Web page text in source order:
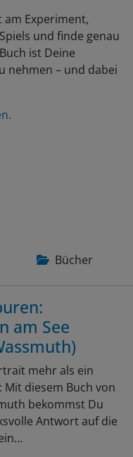
am Experiment,
und finde genau
ist Deine
nehmen – und dabei
Bücher
am See
mehr als ein
Mit diesem Buch von
bekommst Du
Antwort auf die